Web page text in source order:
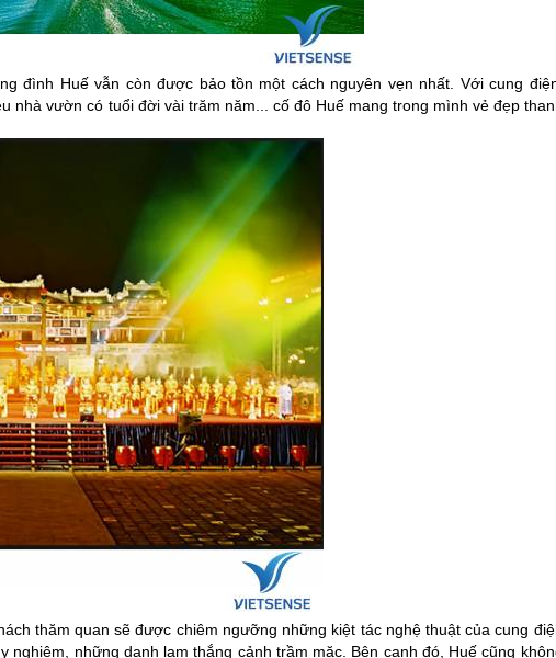
đình Huếvẫn còn được bảo tồn một cách nguyên vẹn nhất. Với cung
nhà vườn có tuổi đời vài trăm năm... cố đô Huếmang trong mình vẻ đẹp
thăm quan sẽ được chiêm ngưỡng những kiệt tác nghệ thuật của cung
nghiêm, những danh lam thắng cảnh trầm mặc. Bên cạnh đó, Huế cũng